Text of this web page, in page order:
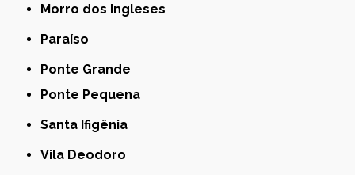
Morro dos Ingleses
Paraíso
Ponte Grande
Ponte Pequena
Santa Ifigênia
Vila Deodoro